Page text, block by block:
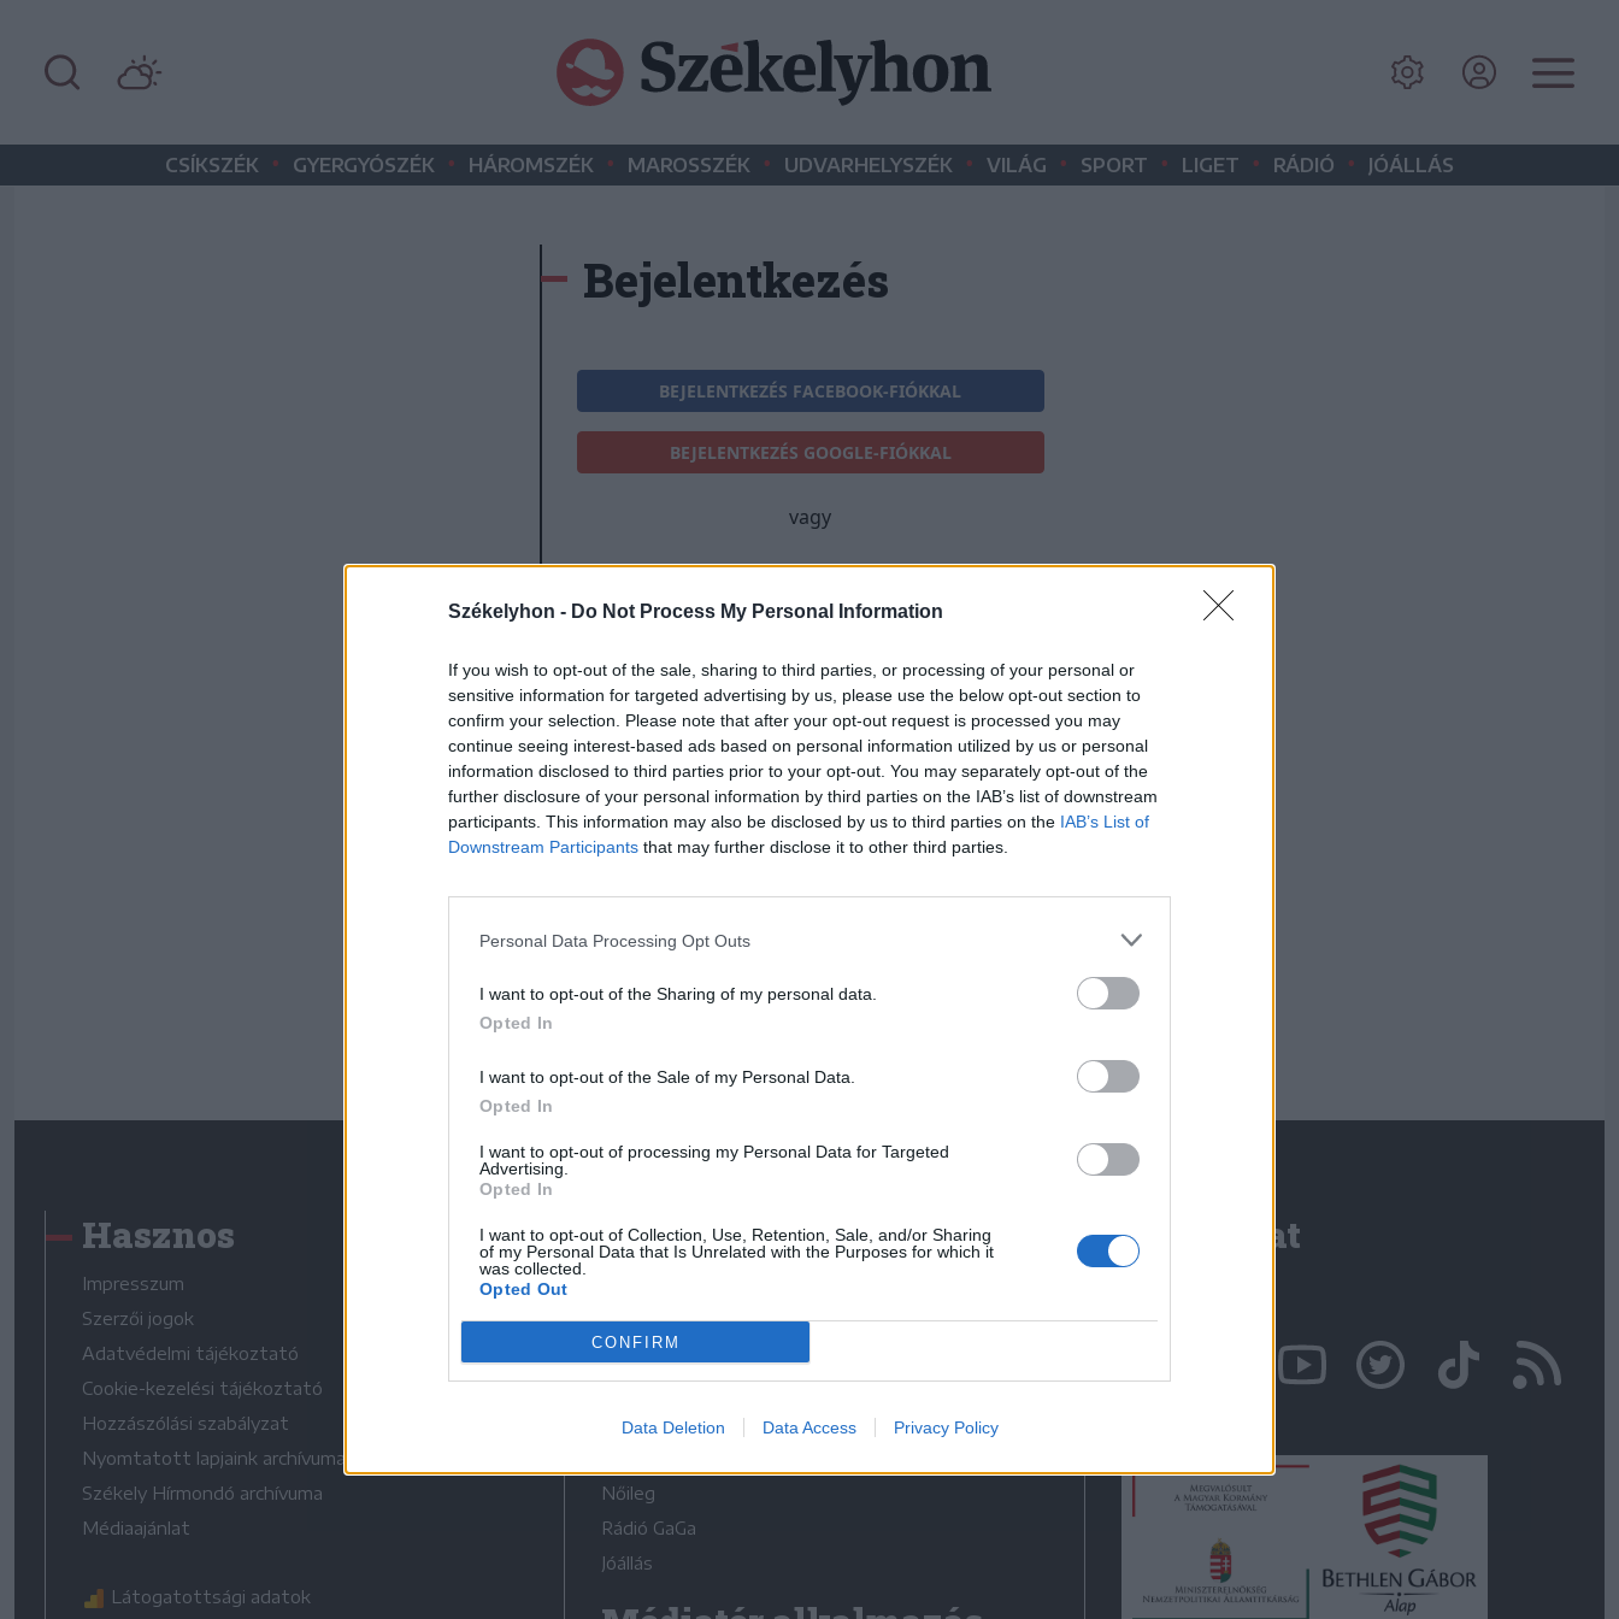
Székelyhon - Do Not Process My Personal Information
If you wish to opt-out of the sale, sharing to third parties, or processing of your personal or
sensitive information for targeted advertising by us, please use the below opt-out section to
confirm your selection. Please note that after your opt-out request is processed you may
continue seeing interest-based ads based on personal information utilized by us or personal
information disclosed to third parties prior to your opt-out. You may separately opt-out of the
further disclosure of your personal information by third parties on the IAB’s list of downstream
participants. This information may also be disclosed by us to third parties on the IAB’s List of
Downstream Participants that may further disclose it to other third parties.
Personal Data Processing Opt Outs
I want to opt-out of the Sharing of my personal data.
Opted In
I want to opt-out of the Sale of my Personal Data.
Opted In
I want to opt-out of processing my Personal Data for Targeted
Advertising.
Opted In
I want to opt-out of Collection, Use, Retention, Sale, and/or Sharing
of my Personal Data that Is Unrelated with the Purposes for which it
was collected.
Opted Out
CONFIRM
Data Deletion Data Access Privacy Policy
CSÍKSZÉK • GYERGYÓSZÉK • HÁROMSZÉK • MAROSSZÉK • UDVARHELYSZÉK • VILÁG • SPORT • LIGET • RÁDIÓ • JÓÁLLÁS
Bejelentkezés
BEJELENTKEZÉS FACEBOOK-FIÓKKAL
BEJELENTKEZÉS GOOGLE-FIÓKKAL
vagy
E-mail-cím
Jelszó
Elfelejtette a jelszavát?
BEJELENTKEZÉS
Hasznos
Impresszum
Szerzői jogok
Adatvédelmi tájékoztató
Cookie-kezelési tájékoztató
Hozzászólási szabályzat
Nyomtatott lapjaink archívuma
Székely Hírmondó archívuma
Médiaajánlat
Látogatottsági adatok
Médiatér
Liget
Krónika
Bihari Napló
Erdélyi Napló
Nőileg
Rádió GaGa
Jóállás
Kapcsolat